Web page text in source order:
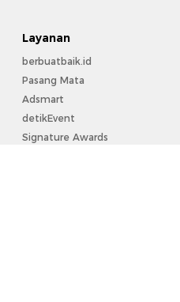
Layanan
berbuatbaik.id
Pasang Mata
Adsmart
detikEvent
Signature Awards